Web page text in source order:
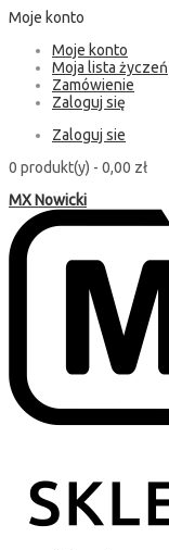
Moje konto
Moje konto
Moja lista życzeń
Zamówienie
Zaloguj się
Zaloguj sie
0 produkt(y) - 0,00 zł
MX Nowicki